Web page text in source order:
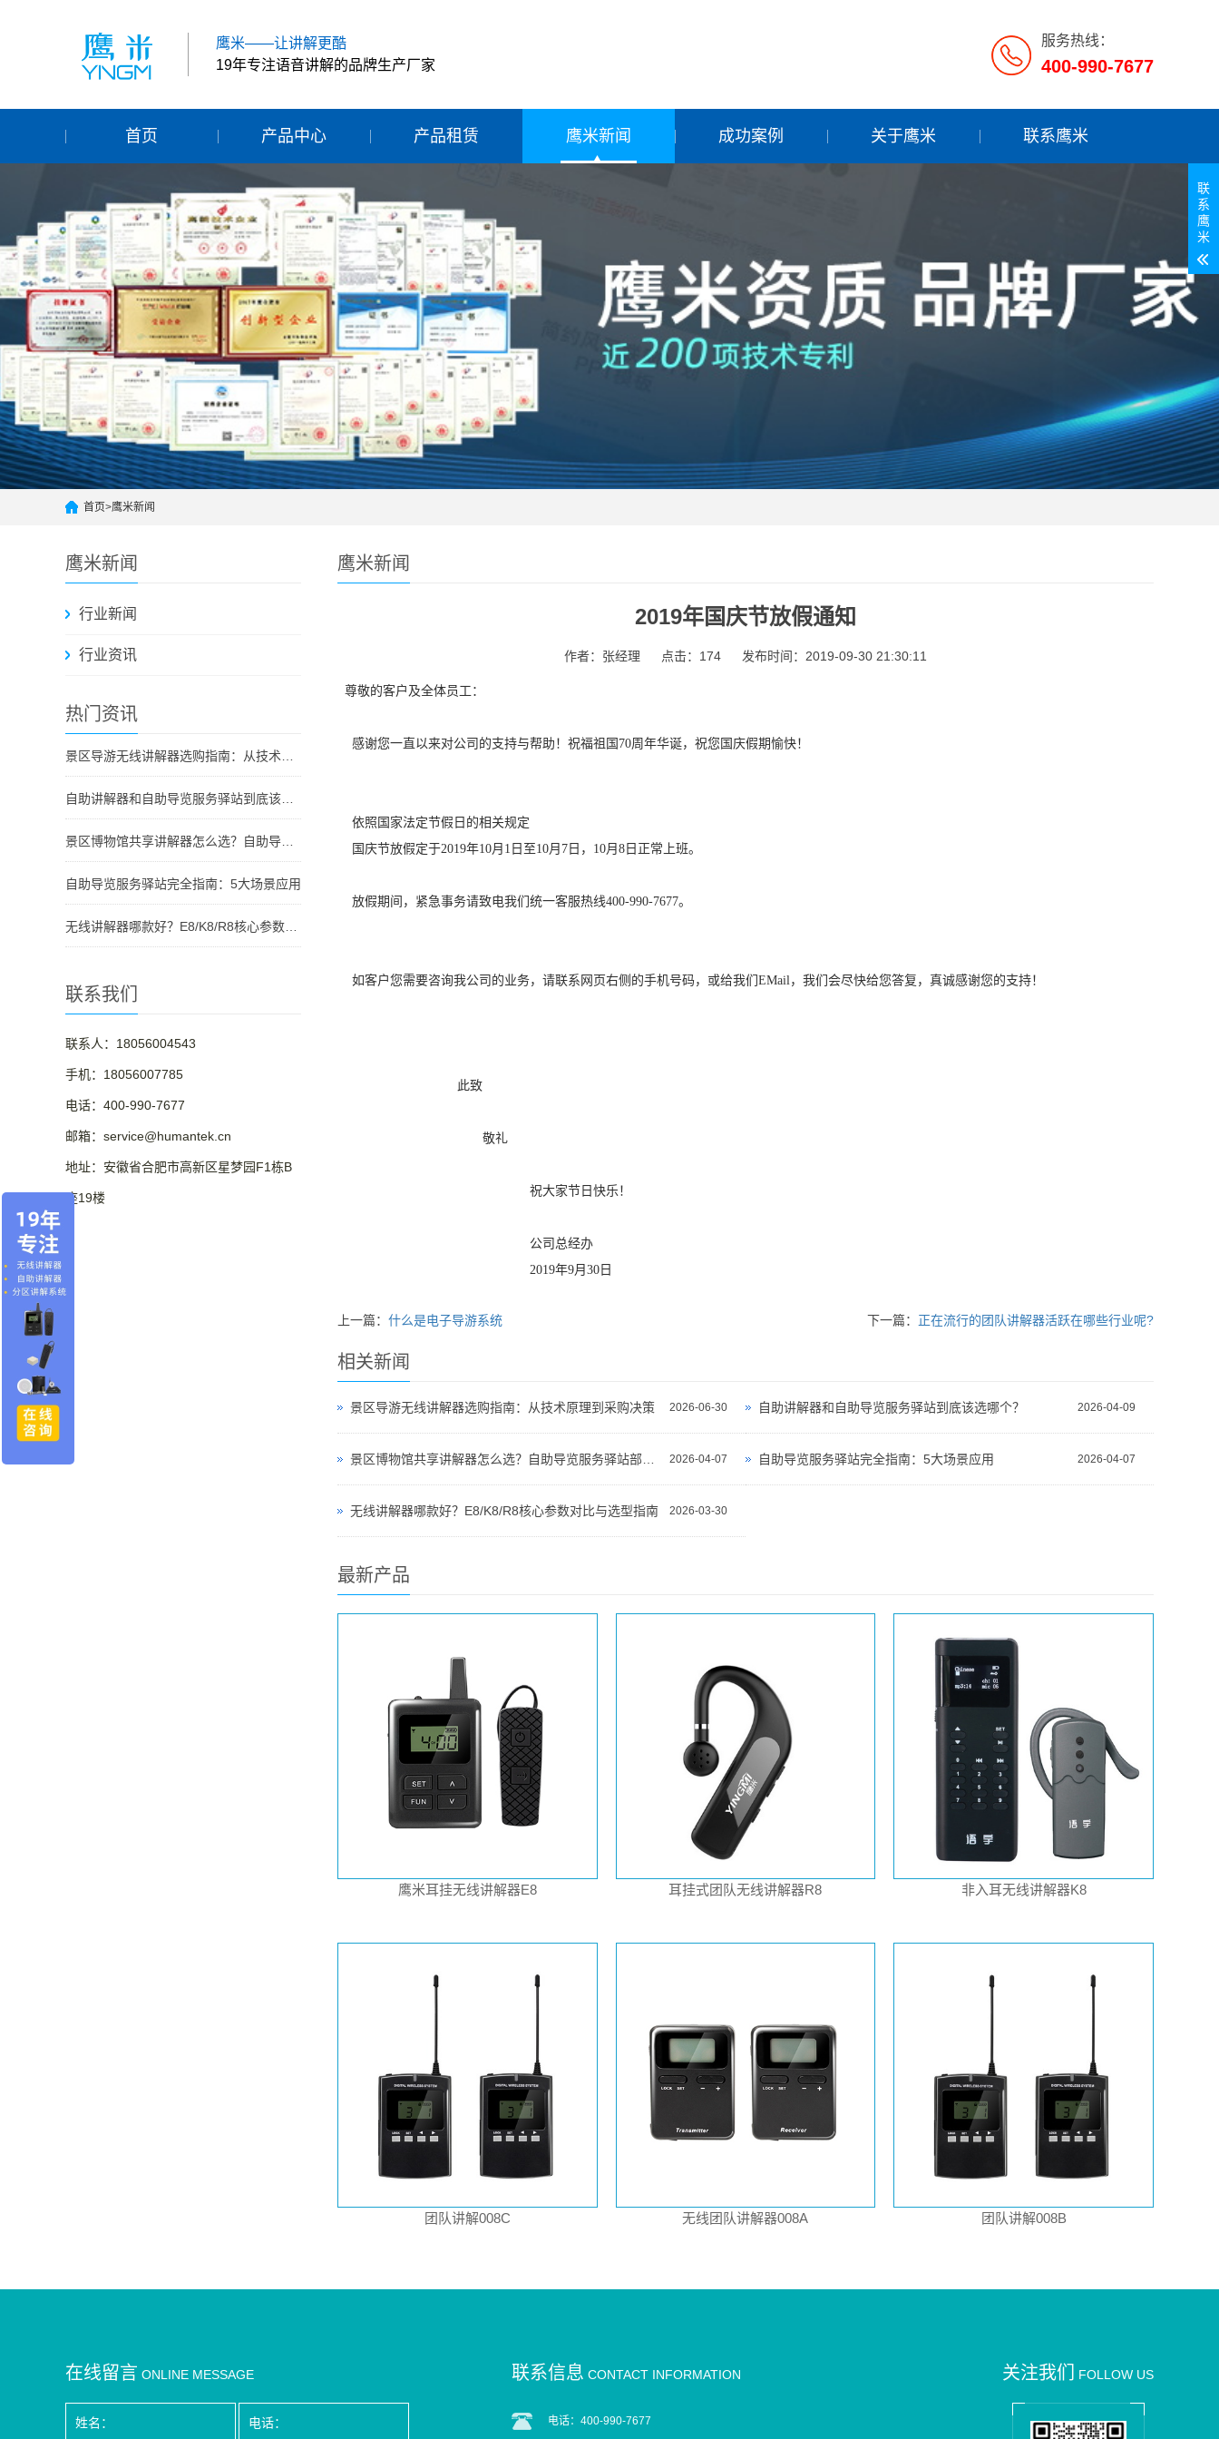
服务热线：
400-990-7677
鹰米——让讲解更酷
19年专注语音讲解的品牌生产厂家
首页 产品中心 产品租赁 鹰米新闻 成功案例 关于鹰米 联系鹰米
首页>鹰米新闻
鹰米新闻
行业新闻
行业资讯
热门资讯
自助导览服务驿站完全指南：5大场景应用
联系我们
联系人：18056004543
手机：18056007785
电话：400-990-7677
邮箱：service@humantek.cn
地址：安徽省合肥市高新区星梦园F1栋B
座19楼
鹰米新闻
2019年国庆节放假通知
作者：张经理 点击：174 发布时间：2019-09-30 21:30:11
尊敬的客户及全体员工：
感谢您一直以来对公司的支持与帮助！祝福祖国70周年华诞，祝您国庆假期愉快！
依照国家法定节假日的相关规定
国庆节放假定于2019年10月1日至10月7日，10月8日正常上班。
放假期间，紧急事务请致电我们统一客服热线400-990-7677。
如客户您需要咨询我公司的业务，请联系网页右侧的手机号码，或给我们EMail，我们会尽快给您答复，真诚感谢您的支持！
此致
敬礼
祝大家节日快乐！
公司总经办
2019年9月30日
上一篇： 什么是电子导游系统 下一篇： 正在流行的团队讲解器活跃在哪些行业呢?
相关新闻
2026-06-30
景区导游无线讲解器选购指南：从技术原理到采购决策 2026-04-09
自助讲解器和自助导览服务驿站到底该选哪个？
2026-04-07 2026-04-07
自助导览服务驿站完全指南：5大场景应用
2026-03-30
无线讲解器哪款好？E8/K8/R8核心参数对比与选型指南
最新产品
鹰米耳挂无线讲解器E8 耳挂式团队无线讲解器R8 非入耳无线讲解器K8
团队讲解008C 无线团队讲解器008A 团队讲解008B
关注我们 FOLLOW US
在线留言 ONLINE MESSAGE 联系信息 CONTACT INFORMATION
电话：400-990-7677
联
系
鹰
米